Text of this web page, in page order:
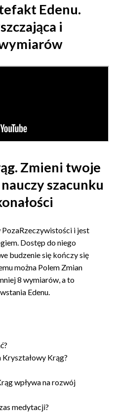
Edenu.
i
Zmieni twoje
szacunku
i jest
Dostęp do niego
budzenie się kończy się
można Polem Zmian
8 wymiarów, a to
Edenu.
Kryształowy Krąg?
wpływa na rozwój
medytacji?